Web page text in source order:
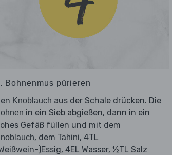
Bohnenmus pürieren
Knoblauch aus der Schale drücken. Die
in ein Sieb abgießen, dann in ein
Gefäß füllen und mit dem
, dem Tahini, 4TL
)Essig, 4EL Wasser, ½TL Salz